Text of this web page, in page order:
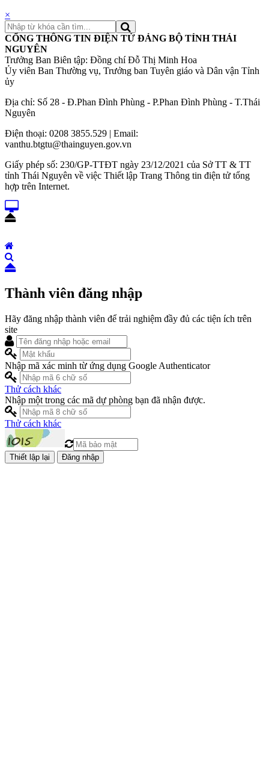
×
CỔNG THÔNG TIN ĐIỆN TỬ ĐẢNG BỘ TỈNH THÁI
NGUYÊN
Trưởng Ban Biên tập: Đồng chí Đỗ Thị Minh Hoa
Ủy viên Ban Thường vụ, Trưởng ban Tuyên giáo và Dân vận Tỉnh
ủy
Địa chỉ: Số 28 - Đ.Phan Đình Phùng - P.Phan Đình Phùng - T.Thái
Nguyên
Điện thoại: 0208 3855.529 | Email:
vanthu.btgtu@thainguyen.gov.vn
Giấy phép số: 230/GP-TTĐT ngày 23/12/2021 của Sở TT & TT
tỉnh Thái Nguyên về việc Thiết lập Trang Thông tin điện tử tổng
hợp trên Internet.
Thành viên đăng nhập
Hãy đăng nhập thành viên để trải nghiệm đầy đủ các tiện ích trên
site
Nhập mã xác minh từ ứng dụng Google Authenticator
Thử cách khác
Nhập một trong các mã dự phòng bạn đã nhận được.
Thử cách khác
Đăng nhập